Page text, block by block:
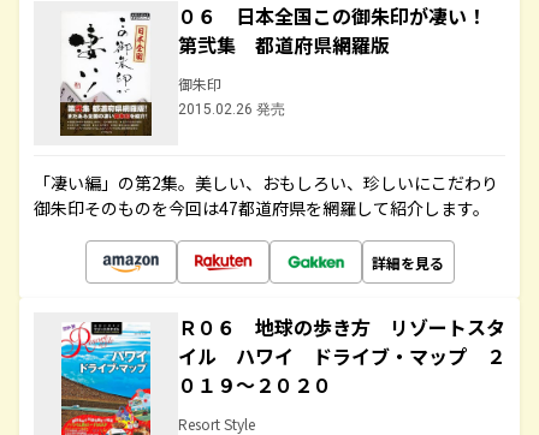
０６ 日本全国この御朱印が凄い！
第弐集 都道府県網羅版
御朱印
2015.02.26 発売
「凄い編」の第2集。美しい、おもしろい、珍しいにこだわり
御朱印そのものを今回は47都道府県を網羅して紹介します。
詳細を見る
Ｒ０６ 地球の歩き方 リゾートスタ
イル ハワイ ドライブ・マップ ２
０１９～２０２０
Resort Style